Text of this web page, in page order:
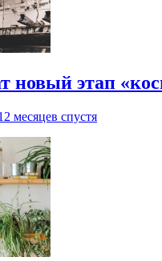
новый этап
месяцев спустя